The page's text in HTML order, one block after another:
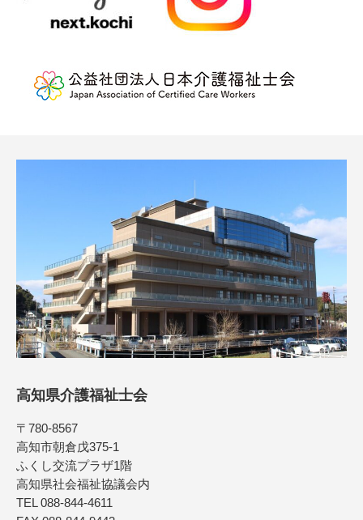
高知県介護福祉士会
〒780-8567
高知市朝倉戊375-1
ふくし交流プラザ1階
高知県社会福祉協議会内
TEL 088-844-4611